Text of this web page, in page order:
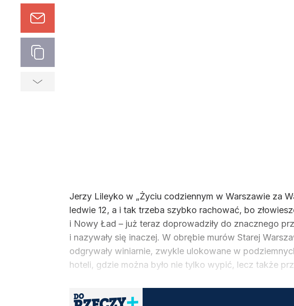
Jerzy Lileyko w „Życiu codziennym w Warszawie za
ledwie 12, a i tak trzeba szybko rachować, bo
i Nowy Ład – już teraz doprowadziły do znacznego
i nazywały się inaczej. W obrębie murów Starej
odgrywały winiarnie, zwykle ulokowane w
hoteli, gdzie można było nie tylko wypić, lecz także